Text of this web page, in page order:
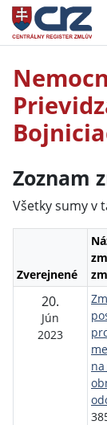
Zoznam
Všetky sumy v
Zverejnené
20.
Jún
2023